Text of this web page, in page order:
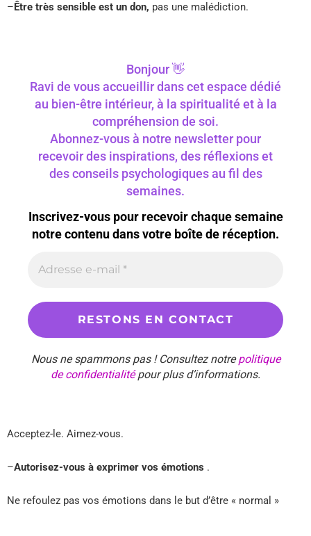
–Être très sensible est un don, pas une malédiction.
Bonjour 👋
Ravi de vous accueillir dans cet espace dédié
au bien-être intérieur, à la spiritualité et à la
compréhension de soi.
Abonnez-vous à notre newsletter pour
recevoir des inspirations, des réflexions et
des conseils psychologiques au fil des
semaines.
Inscrivez-vous pour recevoir chaque semaine
notre contenu dans votre boîte de réception.
Nous ne spammons pas ! Consultez notrepolitique
de confidentialitépour plus d’informations.
Acceptez-le. Aimez-vous.
–Autorisez-vous à exprimer vos émotions .
Ne refoulez pas vos émotions dans le but d’être « normal »